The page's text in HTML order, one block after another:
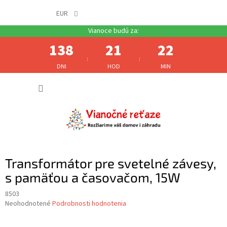
138
DNI
: 21
HOD
: 22
MIN
EUR
Transformátor pre svetelné závesy,
s pamäťou a časovačom, 15W
8503
Priemerné
Neohodnotené Podrobnosti hodnotenia